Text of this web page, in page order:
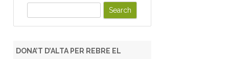
DONA’T D’ALTA PER REBRE EL